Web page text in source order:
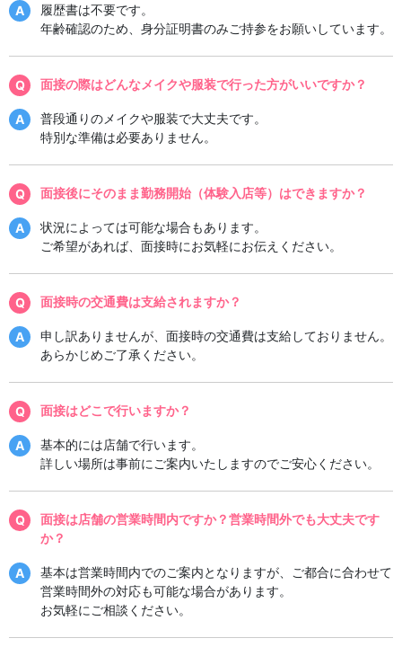
履歴書は不要です。
年齢確認のため、身分証明書のみご持参をお願いしています。
面接の際はどんなメイクや服装で行った方がいいですか？
普段通りのメイクや服装で大丈夫です。
特別な準備は必要ありません。
面接後にそのまま勤務開始（体験入店等）はできますか？
状況によっては可能な場合もあります。
ご希望があれば、面接時にお気軽にお伝えください。
面接時の交通費は支給されますか？
申し訳ありませんが、面接時の交通費は支給しておりません。
あらかじめご了承ください。
面接はどこで行いますか？
基本的には店舗で行います。
詳しい場所は事前にご案内いたしますのでご安心ください。
面接は店舗の営業時間内ですか？営業時間外でも大丈夫です
か？
基本は営業時間内でのご案内となりますが、ご都合に合わせて
営業時間外の対応も可能な場合があります。
お気軽にご相談ください。